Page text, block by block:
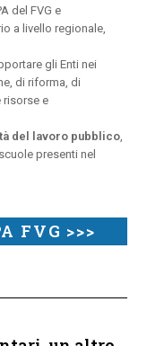
del FVG e
a livello regionale,
gli Enti nei
di riforma, di
risorse e
del lavoro pubblico
presenti nel
FVG >>>